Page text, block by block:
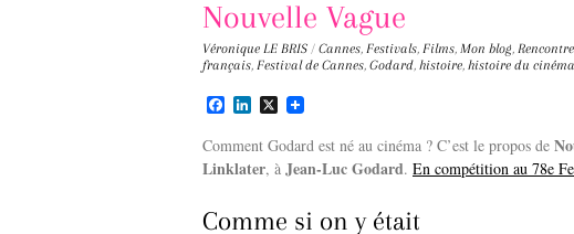
Nouvelle Vague
Véronique LE BRIS / Cannes, Festivals, Films, Mon blog,
français, Festival de Cannes, Godard, histoire, histoire du cinéma
F
c
e
b
k
L
n
k
e
n
X
Comment Godard est né au cinéma ? C’est le propos de
Linklater, à Jean-Luc Godard. En compétition au 78e
Comme si on y était